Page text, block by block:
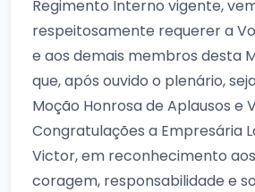
Regimento Interno vigente,
respeitosamente requerer a
e aos demais membros desta
que, após ouvido o plenário,
Moção Honrosa de Aplausos e
Congratulações a Empresária
Victor, em reconhecimento
coragem, responsabilidade e